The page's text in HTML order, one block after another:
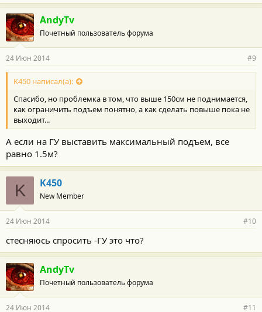
а
г
о
д
а
н
о
с
и
:
AndyTv
Почетный пользователь форума
24 Июн 2014 #9
K450 написал(а):
Спасибо, но проблемка в том, что выше 150см не поднимается,
как ограничить подъем понятно, а как сделать повыше пока не
выходит...
А если на ГУ выставить максимальный подъем, все
равно 1.5м?
K K450
New Member
24 Июн 2014 #10
стесняюсь спросить -ГУ это что?
AndyTv
Почетный пользователь форума
24 Июн 2014 #11